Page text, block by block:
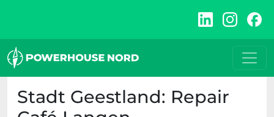
Stadt Geestland: Repair